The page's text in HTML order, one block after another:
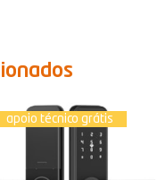
apoio técnico grátis